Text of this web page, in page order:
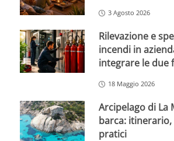
3 Agosto 2026
Rilevazione e
incendi in
integrare le due
18 Maggio 2026
Arcipelago di La
barca:
pratici